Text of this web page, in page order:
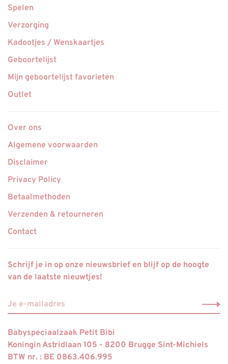
Spelen
Verzorging
Kadootjes / Wenskaartjes
Geboortelijst
Mijn geboortelijst favorieten
Outlet
Over ons
Algemene voorwaarden
Disclaimer
Privacy Policy
Betaalmethoden
Verzenden & retourneren
Contact
Schrijf je in op onze nieuwsbrief en blijf op de hoogte
van de laatste nieuwtjes!
Babyspeciaalzaak Petit Bibi
Koningin Astridlaan 105 - 8200 Brugge Sint-Michiels
BTW nr. : BE 0863.406.995